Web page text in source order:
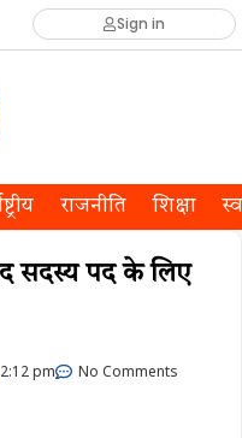
Sign in
राजनीति शिक्षा
सदस्य पद के लिए
2:12 pm No Comments